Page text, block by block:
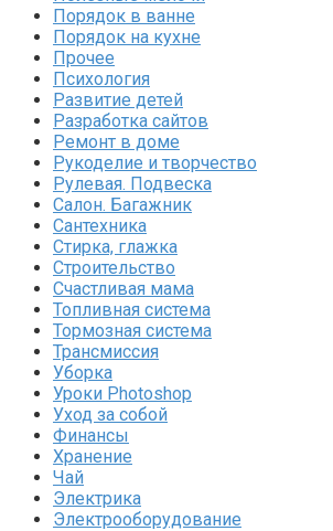
Порядок в ванне
Порядок на кухне
Прочее
Психология
Развитие детей
Разработка сайтов
Ремонт в доме
Рукоделие и творчество
Рулевая. Подвеска
Салон. Багажник
Сантехника
Стирка, глажка
Строительство
Счастливая мама
Топливная система
Тормозная система
Трансмиссия
Уборка
Уроки Photoshop
Уход за собой
Финансы
Хранение
Чай
Электрика
Электрооборудование